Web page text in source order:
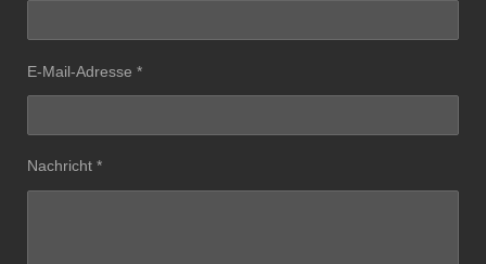
E-Mail-Adresse *
Nachricht *